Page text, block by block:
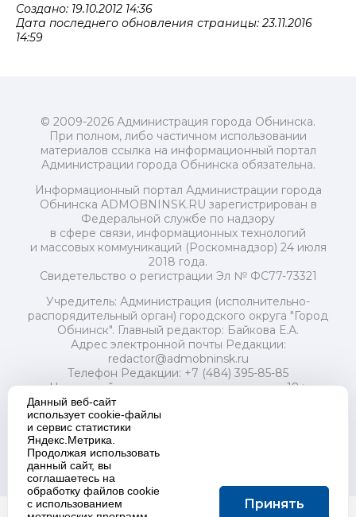
Создано: 19.10.2012 14:36
Дата последнего обновления страницы: 23.11.2016
14:59
© 2009-2026 Администрация города Обнинска.
При полном, либо частичном использовании
материалов ссылка на информационный портал
Администрации города Обнинска обязательна.
Информационный портал Администрации города
Обнинска ADMOBNINSK.RU зарегистрирован в
Федеральной службе по надзору
в сфере связи, информационных технологий
и массовых коммуникаций (Роскомнадзор) 24 июля
2018 года.
Свидетельство о регистрации Эл № ФС77-73321
Учредитель: Администрация (исполнительно-
распорядительный орган) городского округа "Город
Обнинск". Главный редактор: Байкова Е.А.
Адрес электронной почты Редакции:
redactor@admobninsk.ru
Телефон Редакции: +7 (484) 395-85-85
Настоящий ресурс содержит материалы 18+
Политика в отношении обработки персональных
данных
Создание сайта:
Данный веб-сайт
использует cookie-файлы
и сервис статистики
Яндекс.Метрика.
Продолжая использовать
данный сайт, вы
соглашаетесь на
обработку файлов cookie
с использованием
Принять